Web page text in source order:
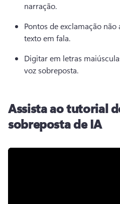
narração.
Pontos de exclamação
texto em fala.
Digitar em letras
voz sobreposta.
Assista ao tutorial
sobreposta de IA